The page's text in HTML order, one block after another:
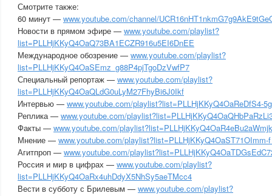
Смотрите также:
60 минут — www.youtube.com/channel/
Новости в прямом эфире — www.youtube.com/playlist?
list=PLLHjKKyQ4OaQ73BA1ECZR916u5EI6DnEE
Международное обозрение — www.youtube.com/playlist?
list=PLLHjKKyQ4OaSEmz_g88P4pjTgoDzVwfP7
Специальный репортаж — www.youtube.com/playlist?
list=PLLHjKKyQ4OaQLdG0uLyM27FhyBi6J0Ikf
Интервью — www.youtube.com/playlist?list=PLLHjKKyQ4OaReDfS4-
Реплика — www.youtube.com/
Факты — www.youtube.com/
Мнение — www.youtube.com/playlist?list=PLLHjKKyQ4OaST71OImm-
Агитпроп — www.youtube.com/
Россия и мир в цифрах — www.youtube.com/playlist?
list=PLLHjKKyQ4OaRx4uhDdyX5NhSy5aeTMcc4
Вести в субботу с Брилевым — www.youtube.com/playlist?